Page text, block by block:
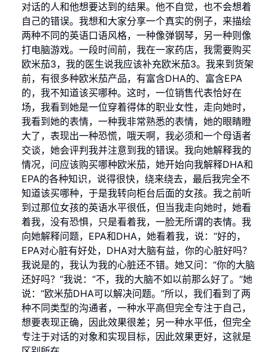
对话的人和他想要达到的结果。他不自觉，也不会想着
自己的错误。我想和大家分享一个真实的例子，来描绘
两种不同的英语口语风格，一种像弹钢琴，另一种则像
打电脑游戏。一段时间前，我在一家药店，我需要购买
欧米茄3，我的医生说我应该补充欧米茄3。我来到货架
前，有很多种欧米茄产品，有富含DHA的、富含EPA
的，我不知道该买哪种。这时，一位销售代表恰好在
场，我看到她是一位穿着得体的职业女性，走向她时，
我看到她的表情，一种我非常熟悉的表情，她的眼睛瞪
大了，表现出一种恐慌，哦天啊，我必须和一个母语者
交谈，她会评判我并注意到我的错误。我向她解释我的
情况，问应该购买哪种欧米茄，她开始向我解释DHA和
EPA的各种知识，说得很快，绕来绕去，最后我完全不
知道该买哪种，于是我转向柜台后面的女孩。我之前听
到过那位女孩的英语水平很低，但当我走向她时，她看
着我，没有恐惧，只是看着我，一脸无所谓的表情。我
向她解释问题，EPA和DHA，她看着我，说：“好的，
EPA对心脏有好处，DHA对大脑有益，你的心脏好吗？
我说是的，我认为我的心脏还不错。她又问：“你的大脑
还好吗？”我说：“不，我的大脑不如以前那么好了。”她
说：“欧米茄DHA可以解决问题。”所以，我们看到了两
种不同类型的沟通者，一种水平高但完全专注于自己，
想要表现正确，因此效果很差；另一种水平低，但完全
专注于对话的对象和实现目标，因此效果更好，这就是